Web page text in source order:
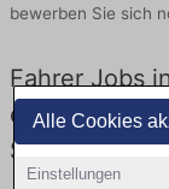
Alle Cookies
Einstellungen
bewerben Sie sich
Fahrer Jobs
es keine
Springe